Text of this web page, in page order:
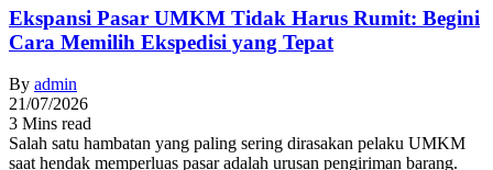
Ekspansi Pasar UMKM Tidak Harus Rumit: Begini
Cara Memilih Ekspedisi yang Tepat
By admin
21/07/2026
3 Mins read
Salah satu hambatan yang paling sering dirasakan pelaku UMKM
saat hendak memperluas pasar adalah urusan pengiriman barang.